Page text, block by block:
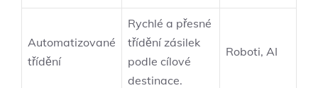
Automatizované
třídění
Rychlé a přesné
třídění zásilek
podle cílové
destinace.
Roboti, AI